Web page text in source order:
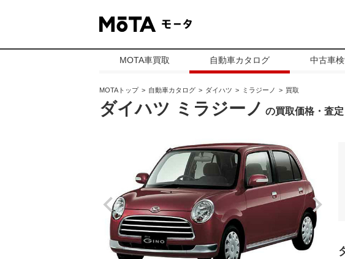
MOTA車買取 自動車カタログ 中古車
MOTAトップ 自動車カタログ ダイハツ ミラジーノ 買取
ダイハツ ミラジーノ の買取価格・査